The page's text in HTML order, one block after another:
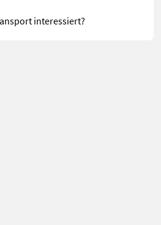
interessiert?